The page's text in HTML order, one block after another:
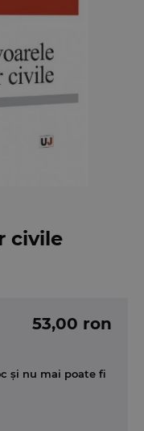
civile
53,00 ron
și nu mai poate fi